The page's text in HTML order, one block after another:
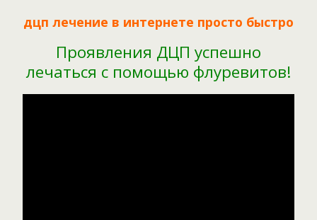
дцп лечение в интернете просто быстро
Проявления ДЦП успешно
лечаться с помощью флуревитов!